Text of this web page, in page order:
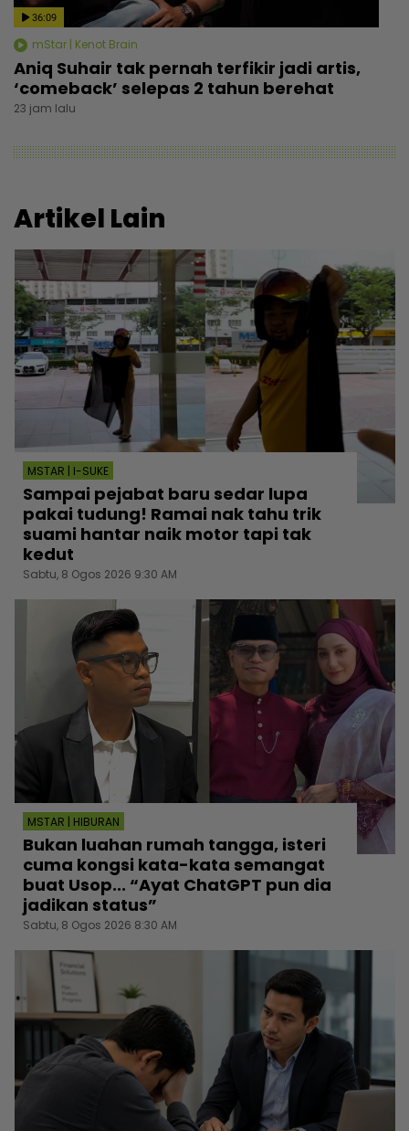
36:09
mStar | Kenot Brain
Aniq Suhair tak pernah terfikir jadi artis,
‘comeback’ selepas 2 tahun berehat
23 jam lalu
Artikel Lain
MSTAR | I-SUKE
Sampai pejabat baru sedar lupa
pakai tudung! Ramai nak tahu trik
suami hantar naik motor tapi tak
kedut
Sabtu, 8 Ogos 2026 9:30 AM
MSTAR | HIBURAN
Bukan luahan rumah tangga, isteri
cuma kongsi kata-kata semangat
buat Usop... “Ayat ChatGPT pun dia
jadikan status”
Sabtu, 8 Ogos 2026 8:30 AM